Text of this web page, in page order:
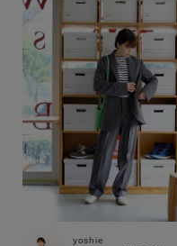
yoshie